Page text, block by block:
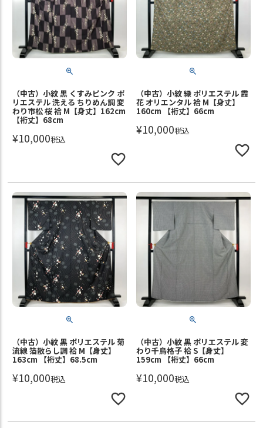
（中古）小紋 黒 くすみピンク ポ
リエステル 洗える ちりめん調 変
わり市松 桜 袷 M【身丈】162cm
【裄丈】68cm
¥10,000税込
（中古）小紋 緑 ポリエステル 霞
花 オリエンタル 袷 M【身丈】
160cm 【裄丈】66cm
¥10,000税込
（中古）小紋 黒 ポリエステル 菊
流線 箔散らし調 袷 M【身丈】
163cm 【裄丈】68.5cm
¥10,000税込
（中古）小紋 黒 ポリエステル 変
わり千鳥格子 袷 S【身丈】
159cm 【裄丈】66cm
¥10,000税込